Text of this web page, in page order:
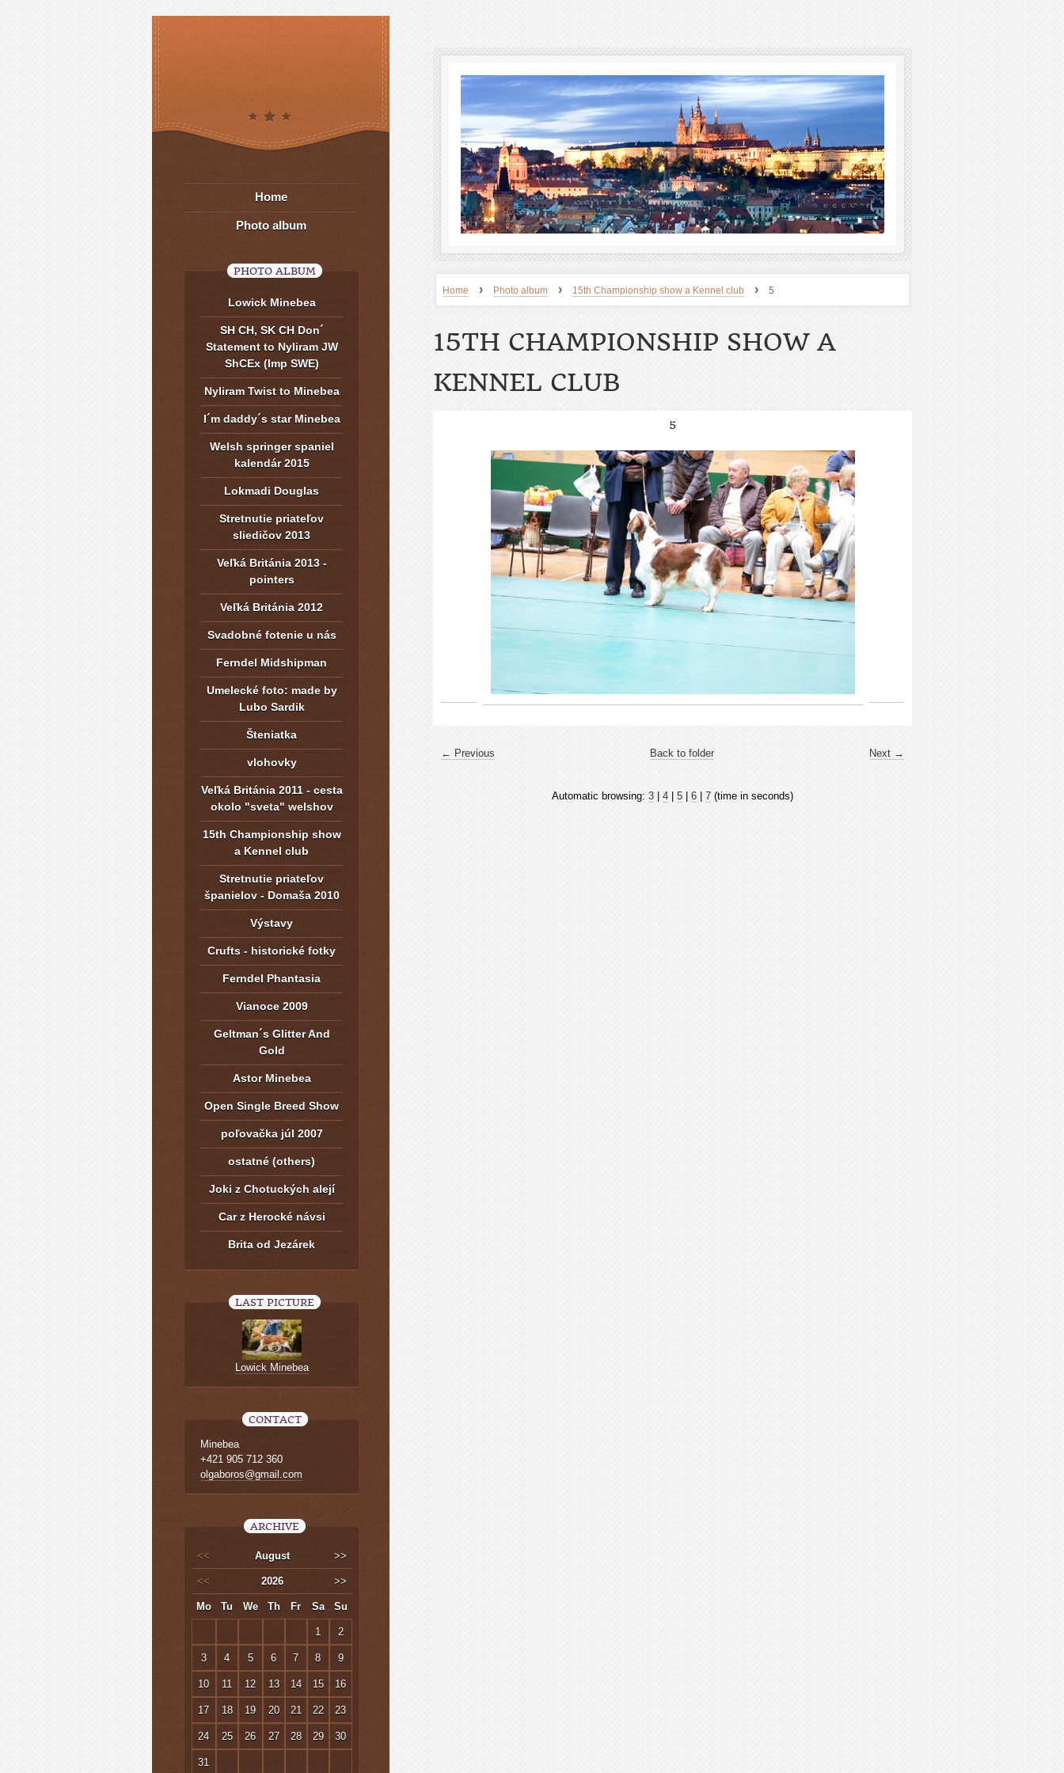
Home › Photo album › 15th Championship show a Kennel club › 5
15TH CHAMPIONSHIP SHOW A
KENNEL CLUB
5
← Previous Next →
Back to folder
Automatic browsing: 3 4 5 6 7 (time in seconds)
Home
Photo album
PHOTO ALBUM
Lowick Minebea
SH CH, SK CH Don´
Statement to Nyliram JW
ShCEx (Imp SWE)
Nyliram Twist to Minebea
I´m daddy´s star Minebea
Welsh springer spaniel
kalendár 2015
Lokmadi Douglas
Stretnutie priateľov
sliedičov 2013
Veľká Británia 2013 -
pointers
Veľká Británia 2012
Svadobné fotenie u nás
Ferndel Midshipman
Umelecké foto: made by
Lubo Sardik
Šteniatka
vlohovky
Veľká Británia 2011 - cesta
okolo "sveta" welshov
15th Championship show
a Kennel club
Stretnutie priateľov
španielov - Domaša 2010
Výstavy
Crufts - historické fotky
Ferndel Phantasia
Vianoce 2009
Geltman´s Glitter And
Gold
Astor Minebea
Open Single Breed Show
poľovačka júl 2007
ostatné (others)
Joki z Chotuckých alejí
Car z Herocké návsi
Brita od Jezárek
LAST PICTURE
Lowick Minebea
CONTACT
Minebea
+421 905 712 360
olgaboros@gmail.com
ARCHIVE
<< August >>
<< 2026 >>
Mo Tu We Th Fr Sa Su
1 2
3 4 5 6 7 8 9
10 11 12 13 14 15 16
17 18 19 20 21 22 23
24 25 26 27 28 29 30
31